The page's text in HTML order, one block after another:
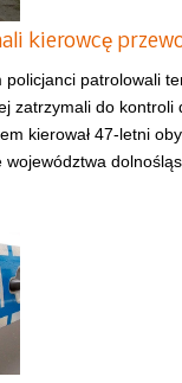
kierowcę
patrolowali
zatrzymali do kontroli
kierował 47-letni